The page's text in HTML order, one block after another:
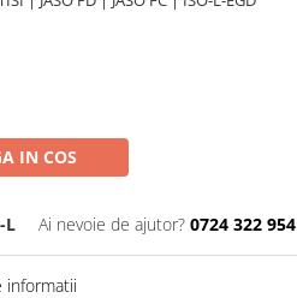
IN COS
L Ai nevoie de ajutor? 0724 322 954
informatii